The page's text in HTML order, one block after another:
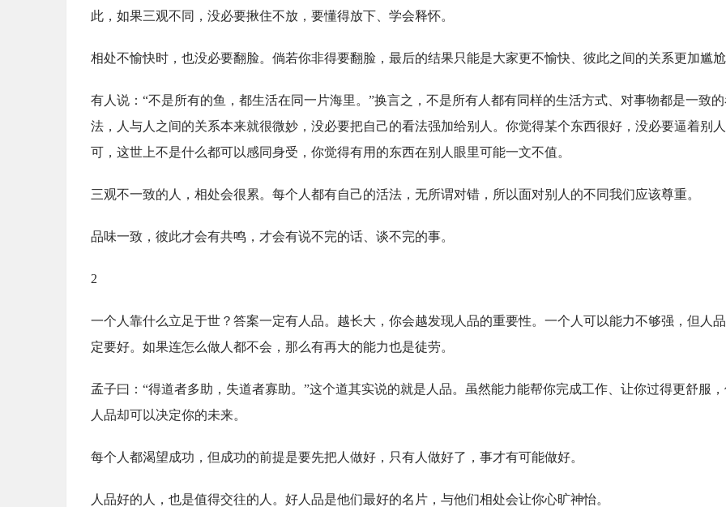
此，如果三观不同，没必要揪住不放，要懂得放下、学会释怀。
相处不愉快时，也没必要翻脸。倘若你非得要翻脸，最后的结果只能是大家更不愉快、彼此之间的关系更加尴
有人说：“不是所有的鱼，都生活在同一片海里。”换言之，不是所有人都有同样的生活方式、对事物都是一致
法，人与人之间的关系本来就很微妙，没必要把自己的看法强加给别人。你觉得某个东西很好，没必要逼着别
可，这世上不是什么都可以感同身受，你觉得有用的东西在别人眼里可能一文不值。
三观不一致的人，相处会很累。每个人都有自己的活法，无所谓对错，所以面对别人的不同我们应该尊重。
品味一致，彼此才会有共鸣，才会有说不完的话、谈不完的事。
2
一个人靠什么立足于世？答案一定有人品。越长大，你会越发现人品的重要性。一个人可以能力不够强，但人
定要好。如果连怎么做人都不会，那么有再大的能力也是徒劳。
孟子曰：“得道者多助，失道者寡助。”这个道其实说的就是人品。虽然能力能帮你完成工作、让你过得更舒服
人品却可以决定你的未来。
每个人都渴望成功，但成功的前提是要先把人做好，只有人做好了，事才有可能做好。
人品好的人，也是值得交往的人。好人品是他们最好的名片，与他们相处会让你心旷神怡。